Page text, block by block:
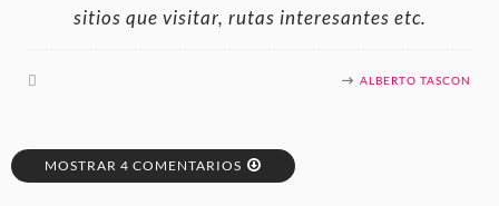
sitios que visitar, rutas interesantes etc.
ALBERTO TASCON
MOSTRAR 4 COMENTARIOS